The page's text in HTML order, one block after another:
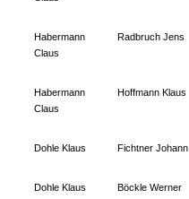
Habermann
Claus
Radbruch Jens
Habermann
Claus
Hoffmann Klaus
Dohle Klaus Fichtner Johann
Dohle Klaus Böckle Werner